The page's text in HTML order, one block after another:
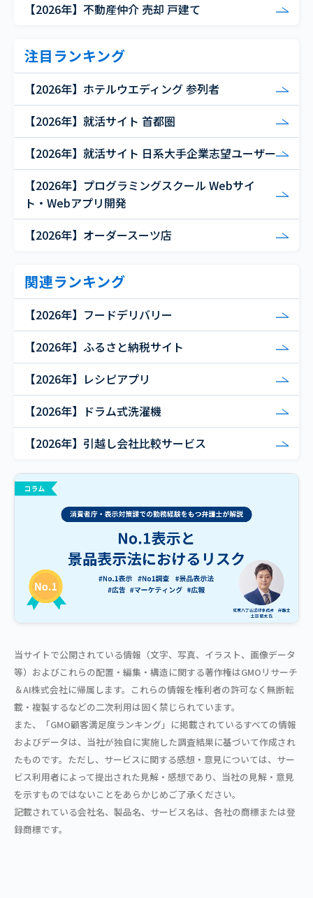
【2026年】不動産仲介 売却 戸建て
注目ランキング
【2026年】ホテルウエディング 参列者
【2026年】就活サイト 首都圏
【2026年】就活サイト 日系大手企業志望ユーザー
【2026年】プログラミングスクール Webサイ
ト・Webアプリ開発
【2026年】オーダースーツ店
関連ランキング
【2026年】フードデリバリー
【2026年】ふるさと納税サイト
【2026年】レシピアプリ
【2026年】ドラム式洗濯機
【2026年】引越し会社比較サービス
当サイトで公開されている情報（文字、写真、イラスト、画像データ
等）およびこれらの配置・編集・構造に関する著作権はGMOリサーチ
＆AI株式会社に帰属します。これらの情報を権利者の許可なく無断転
載・複製するなどの二次利用は固く禁じられています。
また、「GMO顧客満足度ランキング」に掲載されているすべての情報
およびデータは、当社が独自に実施した調査結果に基づいて作成され
たものです。ただし、サービスに関する感想・意見については、サー
ビス利用者によって提出された見解・感想であり、当社の見解・意見
を示すものではないことをあらかじめご了承ください。
記載されている会社名、製品名、サービス名は、各社の商標または登
録商標です。